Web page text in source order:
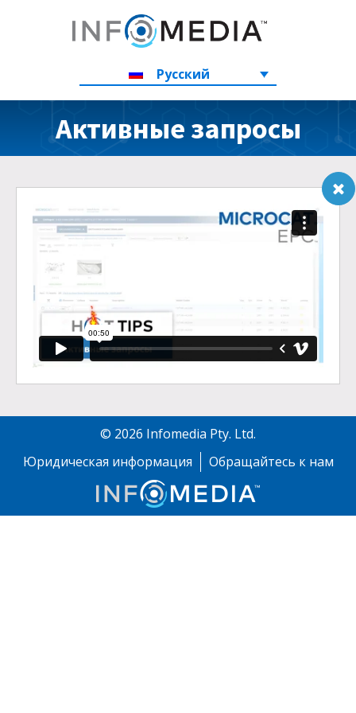
Русский
Активные запросы
© 2026 Infomedia Pty. Ltd.
Юридическая информация
Обращайтесь к нам